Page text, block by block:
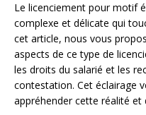
Le licenciement pour motif
complexe et délicate qui
cet article, nous vous
aspects de ce type de
les droits du salarié et les
contestation. Cet éclairage
appréhender cette réalité et